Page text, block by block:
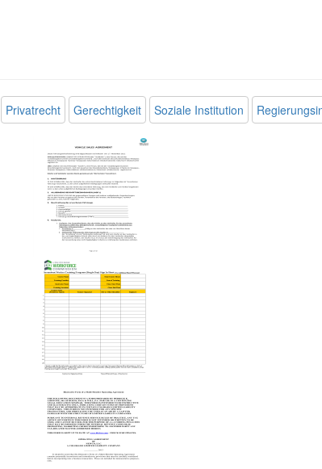
Privatrecht Gerechtigkeit Soziale Institution